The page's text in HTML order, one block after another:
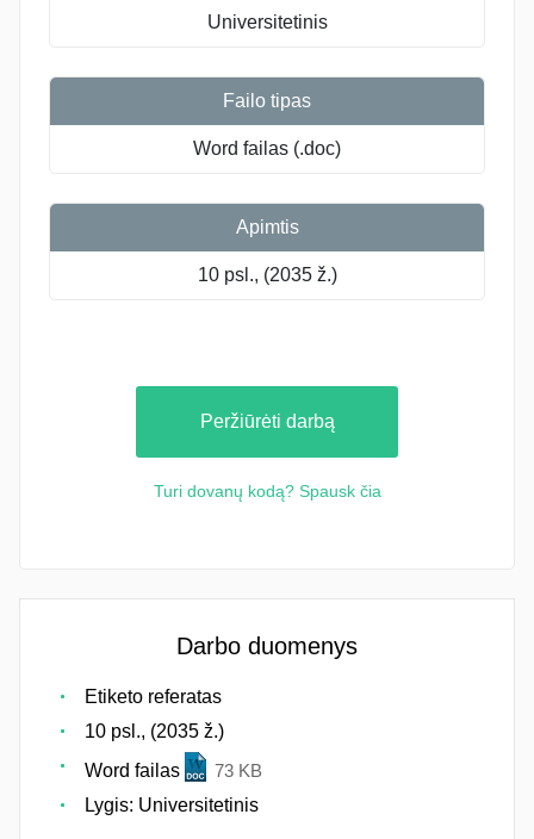
Universitetinis
Failo tipas
Word failas (.doc)
Apimtis
10 psl., (2035 ž.)
Peržiūrėti darbą
Turi dovanų kodą? Spausk čia
Darbo duomenys
Etiketo referatas
10 psl., (2035 ž.)
Word failas
73 KB
Lygis: Universitetinis